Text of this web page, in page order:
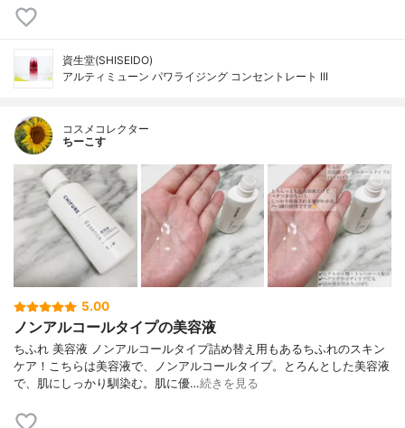
資生堂(SHISEIDO)
アルティミューン パワライジング コンセントレート III
コスメコレクター
ちーこす
5.00
ノンアルコールタイプの美容液
ちふれ 美容液 ノンアルコールタイプ詰め替え用もあるちふれのスキン
ケア！こちらは美容液で、ノンアルコールタイプ。とろんとした美容液
で、肌にしっかり馴染む。肌に優…続きを見る